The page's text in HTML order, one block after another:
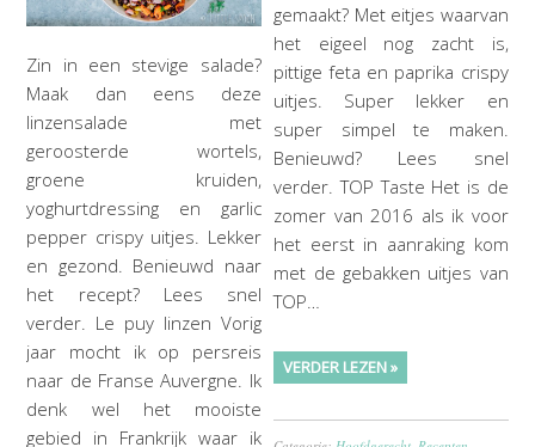
Zin in een stevige salade?
Maak dan eens deze
linzensalade met
geroosterde wortels,
groene kruiden,
yoghurtdressing en garlic
pepper crispy uitjes. Lekker
en gezond. Benieuwd naar
het recept? Lees snel
verder. Le puy linzen Vorig
jaar mocht ik op persreis
naar de Franse Auvergne. Ik
denk wel het mooiste
gebied in Frankrijk waar ik
gemaakt? Met eitjes waarvan
het eigeel nog zacht is,
pittige feta en paprika crispy
uitjes. Super lekker en
super simpel te maken.
Benieuwd? Lees snel
verder. TOP Taste Het is de
zomer van 2016 als ik voor
het eerst in aanraking kom
met de gebakken uitjes van
TOP…
VERDER LEZEN »